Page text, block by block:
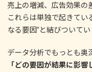
売上の増減、広告効果
これらは単独で起きてい
なる要因”と結びついてい
データ分析でもっとも奥
「どの要因が結果に影響